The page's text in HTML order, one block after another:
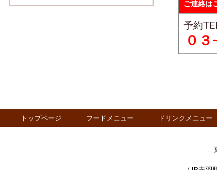
ご連絡は
予約
０
トップページ フードメニュー ドリンクメニュー